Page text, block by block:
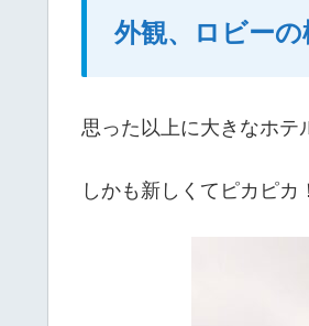
外観、ロビーの
思った以上に大きなホテ
しかも新しくてピカピカ！